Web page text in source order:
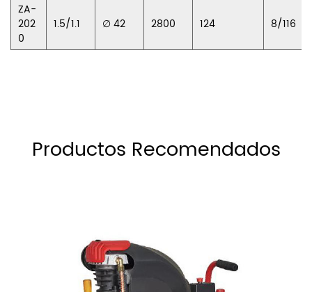
ZA-
202
0
1.5/1.1 ∅ 42 2800 124 8/116
Productos Recomendados